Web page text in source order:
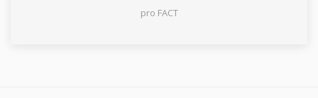
pro FACT